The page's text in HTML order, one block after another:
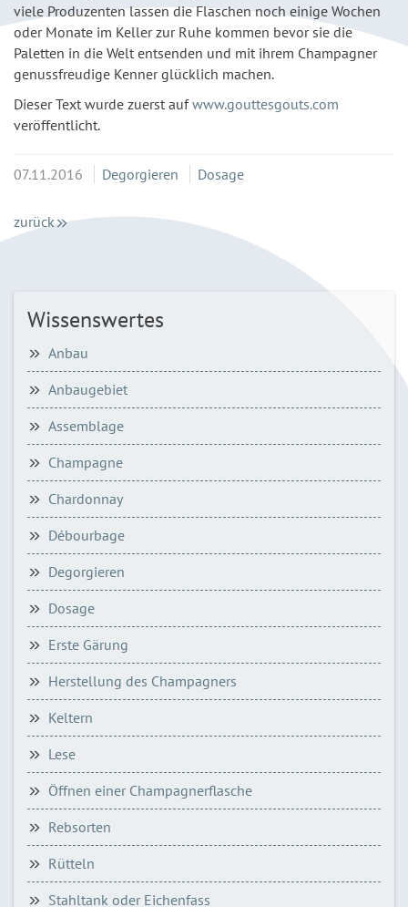
viele Produzenten lassen die Flaschen noch einige Wochen
oder Monate im Keller zur Ruhe kommen bevor sie die
Paletten in die Welt entsenden und mit ihrem Champagner
genussfreudige Kenner glücklich machen.
Dieser Text wurde zuerst aufwww.gouttesgouts.com
veröffentlicht.
07.11.2016 Degorgieren Dosage
zurück
Wissenswertes
Anbau
Anbaugebiet
Assemblage
Champagne
Chardonnay
Débourbage
Degorgieren
Dosage
Erste Gärung
Herstellung des Champagners
Keltern
Lese
Öffnen einer Champagnerflasche
Rebsorten
Rütteln
Stahltank oder Eichenfass